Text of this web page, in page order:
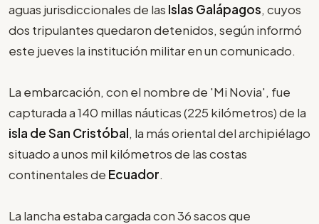
aguas jurisdiccionales de las Islas Galápagos, cuyos
dos tripulantes quedaron detenidos, según informó
este jueves la institución militar en un comunicado.
La embarcación, con el nombre de 'Mi Novia', fue
capturada a 140 millas náuticas (225 kilómetros) de la
isla de San Cristóbal, la más oriental del archipiélago
situado a unos mil kilómetros de las costas
continentales de Ecuador.
La lancha estaba cargada con 36 sacos que